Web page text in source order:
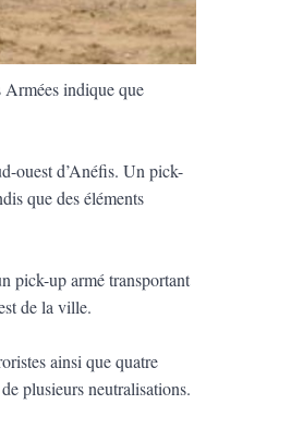
indique que
ouest d’Anéfis. Un pick-
que des éléments
pick-up armé transportant
de la ville.
ainsi que quatre
plusieurs neutralisations.